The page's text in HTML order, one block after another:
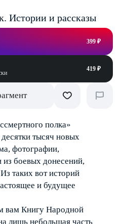
Истории и рассказы
399 ₽
419 ₽
полка»
тысяч новых
фотографии,
боевых донесений,
таких вот историй
и будущее
вам Книгу Народной
лишь небольшая часть